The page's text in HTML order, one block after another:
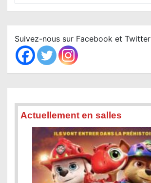
a
c
h
Suivez-nous sur Facebook et Twitter
Actuellement en salles